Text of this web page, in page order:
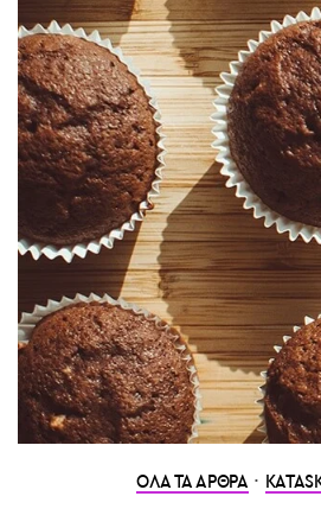
ΟΛΑ ΤΑ ΑΡΘΡΑ ·